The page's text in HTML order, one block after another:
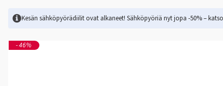
Kesän sähköpyörädiilit ovat alkaneet! Sähköpyöriä nyt jopa -50% –
-46%